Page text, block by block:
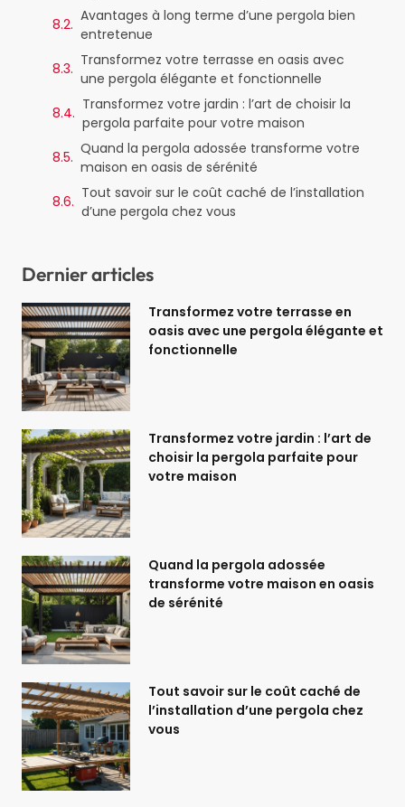
Avantages à long terme d’une pergola bien
entretenue
Transformez votre terrasse en oasis avec
une pergola élégante et fonctionnelle
Transformez votre jardin : l’art de choisir la
pergola parfaite pour votre maison
Quand la pergola adossée transforme votre
maison en oasis de sérénité
Tout savoir sur le coût caché de l’installation
d’une pergola chez vous
Dernier articles
Transformez votre terrasse en
oasis avec une pergola élégante et
fonctionnelle
Transformez votre jardin : l’art de
choisir la pergola parfaite pour
votre maison
Quand la pergola adossée
transforme votre maison en oasis
de sérénité
Tout savoir sur le coût caché de
l’installation d’une pergola chez
vous